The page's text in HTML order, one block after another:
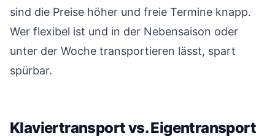
sind die Preise höher und freie Termine knapp.
Wer flexibel ist und in der Nebensaison oder
unter der Woche transportieren lässt, spart
spürbar.
Klaviertransport vs. Eigentransport